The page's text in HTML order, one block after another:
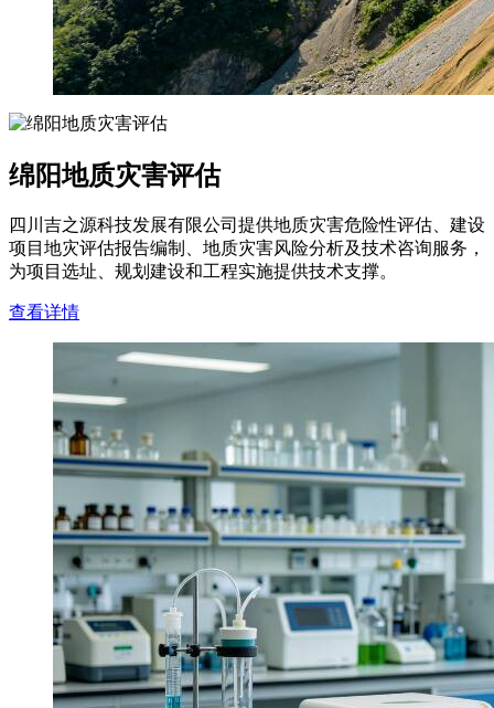
绵阳地质灾害评估
四川吉之源科技发展有限公司提供地质灾害危险性评估、建设
项目地灾评估报告编制、地质灾害风险分析及技术咨询服务，
为项目选址、规划建设和工程实施提供技术支撑。
查看详情